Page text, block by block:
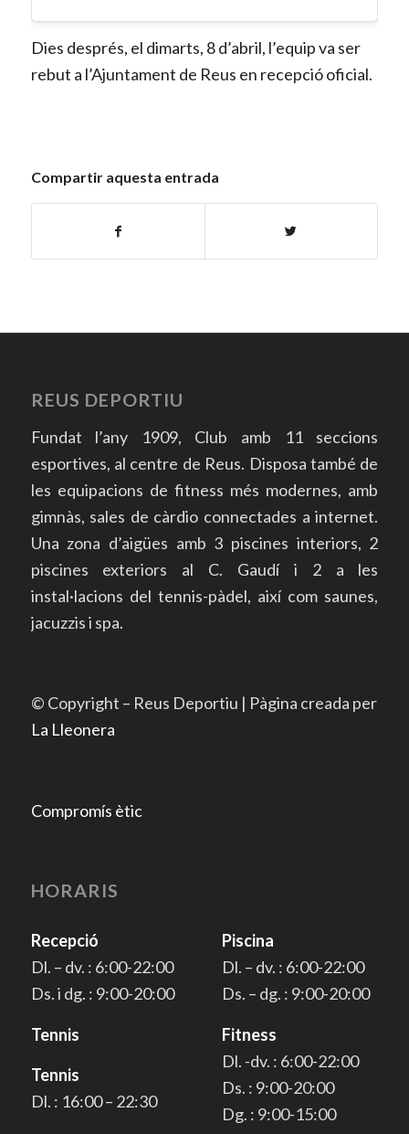
Dies després, el dimarts, 8 d’abril, l’equip va ser
rebut a l’Ajuntament de Reus en recepció oficial.
Compartir aquesta entrada
REUS DEPORTIU
Fundat l’any 1909, Club amb 11 seccions
esportives, al centre de Reus. Disposa també de
les equipacions de fitness més modernes, amb
gimnàs, sales de càrdio connectades a internet.
Una zona d’aigües amb 3 piscines interiors, 2
piscines exteriors al C. Gaudí i 2 a les
instal·lacions del tennis-pàdel, així com saunes,
jacuzzis i spa.
© Copyright – Reus Deportiu | Pàgina creada per
La Lleonera
Compromís ètic
HORARIS
Recepció
Dl. – dv. : 6:00-22:00
Ds. i dg. : 9:00-20:00
Tennis
Tennis
Dl. : 16:00 – 22:30
Piscina
Dl. – dv. : 6:00-22:00
Ds. – dg. : 9:00-20:00
Fitness
Dl. -dv. : 6:00-22:00
Ds. : 9:00-20:00
Dg. : 9:00-15:00